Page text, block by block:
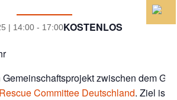
| 14:00 - 17:00KOSTENLOS
Gemeinschaftsprojekt zwischen dem
Committee Deutschland. Ziel ist